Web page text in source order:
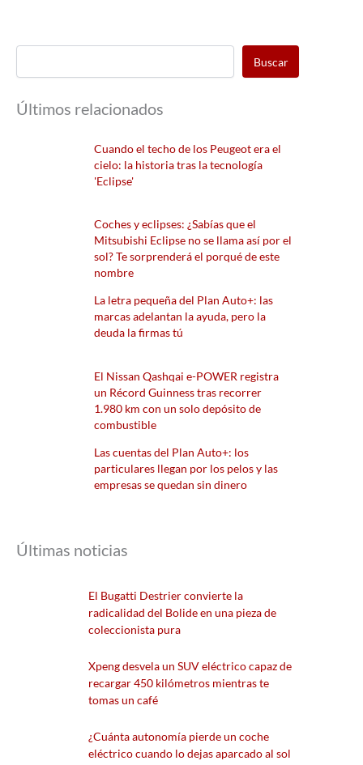
Buscar
Últimos relacionados
Cuando el techo de los Peugeot era el
cielo: la historia tras la tecnología
'Eclipse'
Coches y eclipses: ¿Sabías que el
Mitsubishi Eclipse no se llama así por el
sol? Te sorprenderá el porqué de este
nombre
La letra pequeña del Plan Auto+: las
marcas adelantan la ayuda, pero la
deuda la firmas tú
El Nissan Qashqai e-POWER registra
un Récord Guinness tras recorrer
1.980 km con un solo depósito de
combustible
Las cuentas del Plan Auto+: los
particulares llegan por los pelos y las
empresas se quedan sin dinero
Últimas noticias
El Bugatti Destrier convierte la
radicalidad del Bolide en una pieza de
coleccionista pura
Xpeng desvela un SUV eléctrico capaz de
recargar 450 kilómetros mientras te
tomas un café
¿Cuánta autonomía pierde un coche
eléctrico cuando lo dejas aparcado al sol